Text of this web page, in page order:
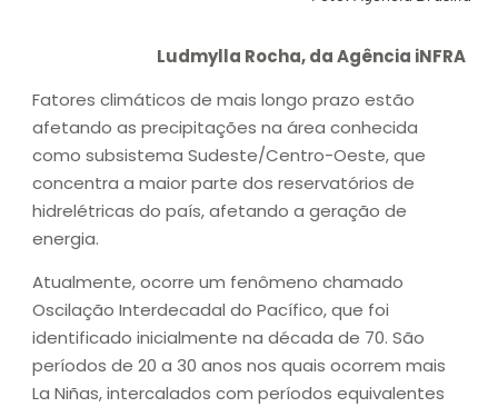
Ludmylla Rocha, da Agência iNFRA
Fatores climáticos de mais longo prazo estão
afetando as precipitações na área conhecida
como subsistema Sudeste/Centro-Oeste, que
concentra a maior parte dos reservatórios de
hidrelétricas do país, afetando a geração de
energia.
Atualmente, ocorre um fenômeno chamado
Oscilação Interdecadal do Pacífico, que foi
identificado inicialmente na década de 70. São
períodos de 20 a 30 anos nos quais ocorrem mais
La Niñas, intercalados com períodos equivalentes